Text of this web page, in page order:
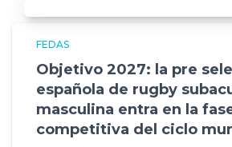
FEDAS
Objetivo 2027: la pre
española de rugby
masculina entra en la
competitiva del ciclo